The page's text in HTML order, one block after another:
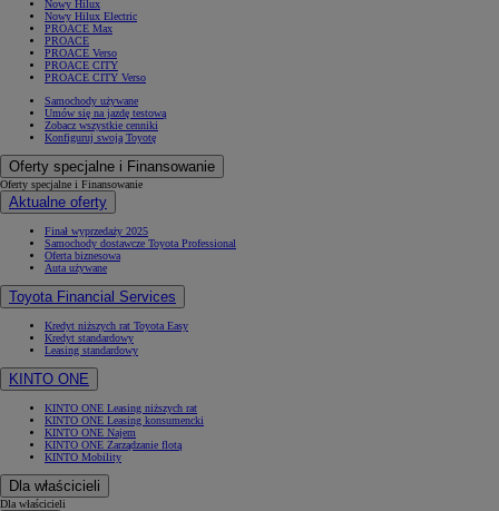
Nowy Hilux
Nowy Hilux Electric
PROACE Max
PROACE
PROACE Verso
PROACE CITY
PROACE CITY Verso
Samochody używane
Umów się na jazdę testową
Zobacz wszystkie cenniki
Konfiguruj swoją Toyotę
Oferty specjalne i Finansowanie
Oferty specjalne i Finansowanie
Aktualne oferty
Finał wyprzedaży 2025
Samochody dostawcze Toyota Professional
Oferta biznesowa
Auta używane
Toyota Financial Services
Kredyt niższych rat Toyota Easy
Kredyt standardowy
Leasing standardowy
KINTO ONE
KINTO ONE Leasing niższych rat
KINTO ONE Leasing konsumencki
KINTO ONE Najem
KINTO ONE Zarządzanie flotą
KINTO Mobility
Dla właścicieli
Dla właścicieli